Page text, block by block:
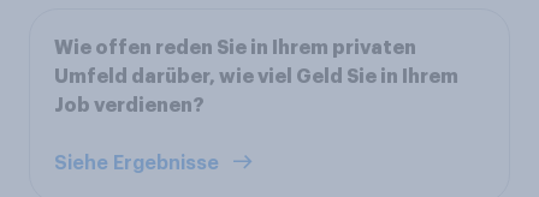
Wie offen reden Sie in Ihrem privaten
Umfeld darüber, wie viel Geld Sie in Ihrem
Job verdienen?
Siehe Ergebnisse